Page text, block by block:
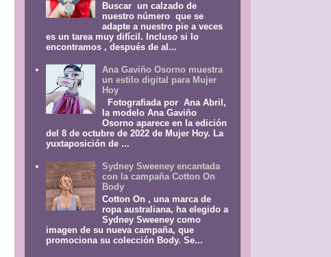
Buscar un calzado de
nuestro número que se
adapte a nuestro pie a veces
es un tarea muy difícil. Incluso si lo
encontramos , después de al...
Ana Gaviño Osorno muestra
un estilo digital para Mujer
Hoy
Fotografiada por Ana Abril,
la modelo Ana Gaviño
Osorno aparece en la edición
del 8 de octubre de 2022 de Mujer Hoy. La
yuxtaposición de ...
Sydney Sweeney encantada
con la campaña Cotton On
Body
Cotton On , una marca de
ropa australiana, ha elegido a
Sydney Sweeney como
imagen de su nueva campaña, que
promociona su colección Body. Se...